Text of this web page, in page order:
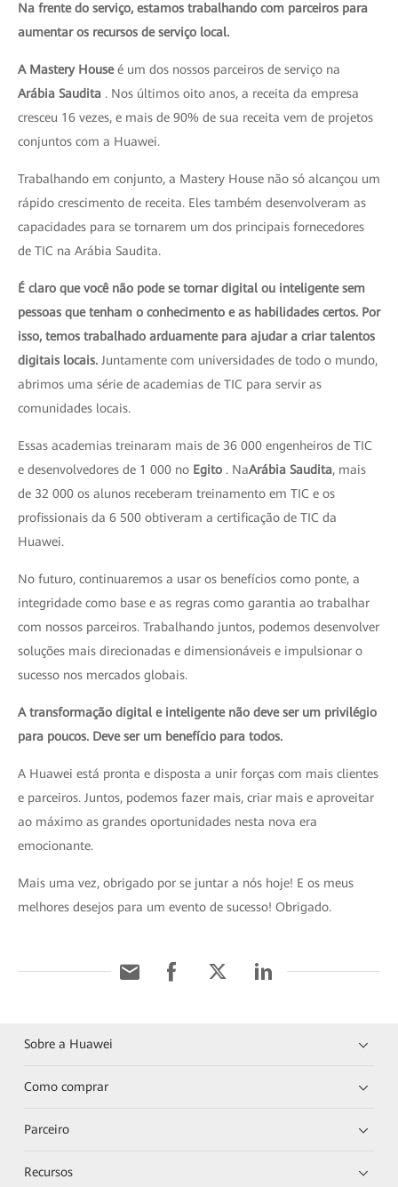
Na frente do serviço, estamos trabalhando com parceiros para
aumentar os recursos de serviço local.
A Mastery Houseé um dos nossos parceiros de serviço na
Arábia Saudita . Nos últimos oito anos, a receita da empresa
cresceu 16 vezes, e mais de 90% de sua receita vem de projetos
conjuntos com a Huawei.
Trabalhando em conjunto, a Mastery House não só alcançou um
rápido crescimento de receita. Eles também desenvolveram as
capacidades para se tornarem um dos principais fornecedores
de TIC na Arábia Saudita.
É claro que você não pode se tornar digital ou inteligente sem
pessoas que tenham o conhecimento e as habilidades certos. Por
isso, temos trabalhado arduamente para ajudar a criar talentos
digitais locais. Juntamente com universidades de todo o mundo,
abrimos uma série de academias de TIC para servir as
comunidades locais.
Essas academias treinaram mais de 36 000 engenheiros de TIC
e desenvolvedores de 1 000 no Egito . NaArábia Saudita, mais
de 32 000 os alunos receberam treinamento em TIC e os
profissionais da 6 500 obtiveram a certificação de TIC da
Huawei.
No futuro, continuaremos a usar os benefícios como ponte, a
integridade como base e as regras como garantia ao trabalhar
com nossos parceiros. Trabalhando juntos, podemos desenvolver
soluções mais direcionadas e dimensionáveis e impulsionar o
sucesso nos mercados globais.
A transformação digital e inteligente não deve ser um privilégio
para poucos. Deve ser um benefício para todos.
A Huawei está pronta e disposta a unir forças com mais clientes
e parceiros. Juntos, podemos fazer mais, criar mais e aproveitar
ao máximo as grandes oportunidades nesta nova era
emocionante.
Mais uma vez, obrigado por se juntar a nós hoje! E os meus
melhores desejos para um evento de sucesso! Obrigado.
Sobre a Huawei
Como comprar
Parceiro
Recursos